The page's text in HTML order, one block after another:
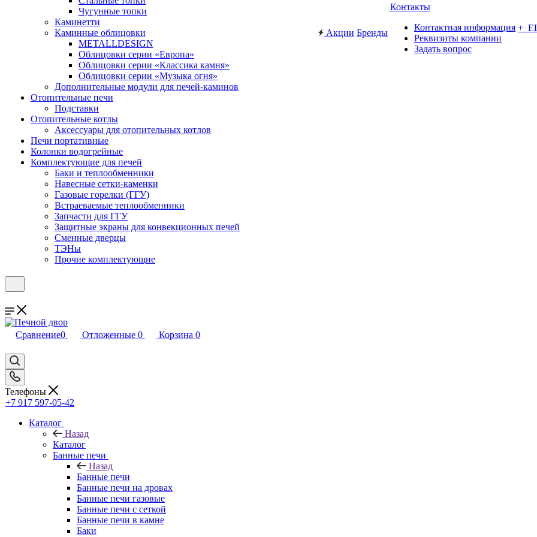
Чугунные топки
Каминетти
Каминные облицовки
METALLDESIGN
Облицовки серии «Европа»
Облицовки серии «Классика камня»
Облицовки серии «Музыка огня»
Дополнительные модули для печей-каминов
Отопительные печи
Подставки
Отопительные котлы
Аксессуары для отопительных котлов
Печи портативные
Колонки водогрейные
Комплектующие для печей
Баки и теплообменники
Навесные сетки-каменки
Газовые горелки (ГГУ)
Встраеваемые теплообменники
Запчасти для ГГУ
Защитные экраны для конвекционных печей
Сменные дверцы
ТЭНы
Прочие комплектующие
Акции Бренды
Контакты
Контактная информация
Реквизиты компании
Задать вопрос
+
Сравнение0 Отложенные 0 Корзина 0
Телефоны
+7 917 597-05-42
Каталог
Назад
Каталог
Банные печи
Назад
Банные печи
Банные печи на дровах
Банные печи газовые
Банные печи с сеткой
Банные печи в камне
Баки